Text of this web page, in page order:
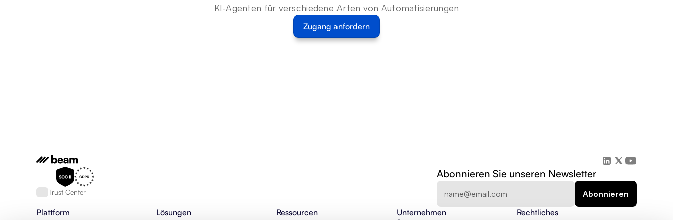
KI-Agenten für verschiedene Arten von Automatisierungen
Zugang anfordern
Trust Center
Abonnieren Sie unseren Newsletter
Plattform Lösungen Ressourcen Unternehmen Rechtliches